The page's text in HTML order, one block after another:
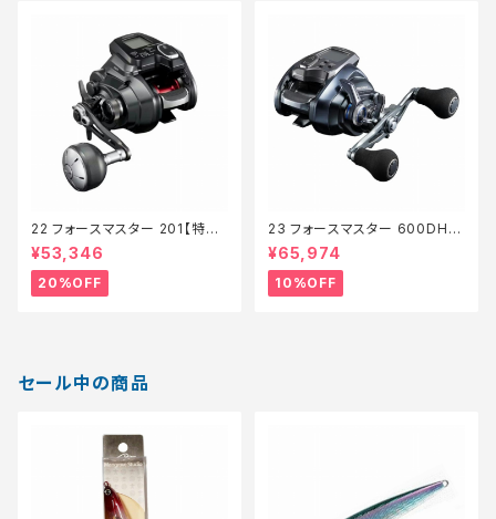
22 フォースマスター 201【特価
リール】【20】
¥53,346
20%OFF
23 フォースマスター 600DH
【継続セール_リール】【10】
¥65,974
10%OFF
セール中の商品